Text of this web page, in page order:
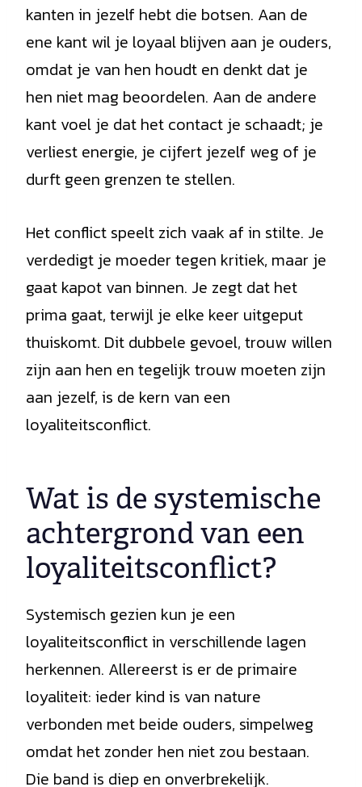
kanten in jezelf hebt die botsen. Aan de
ene kant wil je loyaal blijven aan je ouders,
omdat je van hen houdt en denkt dat je
hen niet mag beoordelen. Aan de andere
kant voel je dat het contact je schaadt; je
verliest energie, je cijfert jezelf weg of je
durft geen grenzen te stellen.
Het conflict speelt zich vaak af in stilte. Je
verdedigt je moeder tegen kritiek, maar je
gaat kapot van binnen. Je zegt dat het
prima gaat, terwijl je elke keer uitgeput
thuiskomt. Dit dubbele gevoel, trouw willen
zijn aan hen en tegelijk trouw moeten zijn
aan jezelf, is de kern van een
loyaliteitsconflict.
Wat is de systemische
achtergrond van een
loyaliteitsconflict?
Systemisch gezien kun je een
loyaliteitsconflict in verschillende lagen
herkennen. Allereerst is er de primaire
loyaliteit: ieder kind is van nature
verbonden met beide ouders, simpelweg
omdat het zonder hen niet zou bestaan.
Die band is diep en onverbrekelijk.